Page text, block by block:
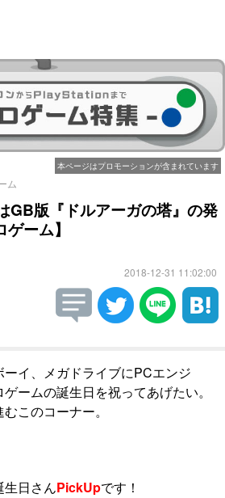
本ページはプロモーションが含まれています
ム
GB版『ドルアーガの塔』の発
ーム】
2018-12-31 11:02:00
イ、メガドライブにPCエンジ
ームの誕生日を祝ってあげたい。
このコーナー。
生日さんPickUpです！